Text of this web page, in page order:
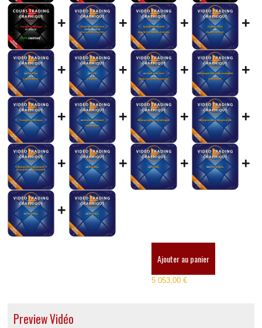
+ + + +
+ + + +
+ + + +
+ + + +
+
Ajouter au panier
5 053,00 €
Preview Vidéo